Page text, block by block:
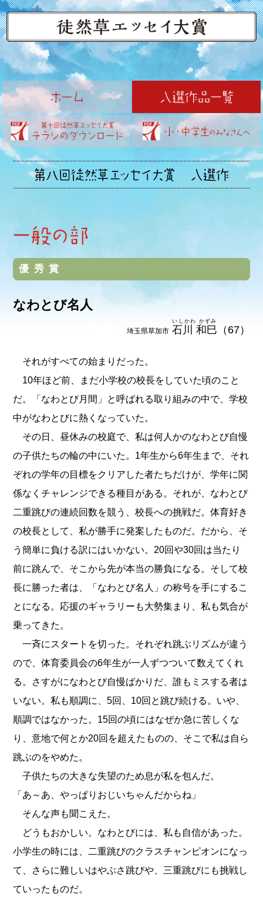
優秀賞
なわとび名人
埼玉県草加市 石川 和巳
いしかわ かずみ
（67）
それがすべての始まりだった。
10年ほど前、まだ小学校の校長をしていた頃のこと
だ。「なわとび月間」と呼ばれる取り組みの中で、学校
中がなわとびに熱くなっていた。
その日、昼休みの校庭で、私は何人かのなわとび自慢
の子供たちの輪の中にいた。1年生から6年生まで、それ
ぞれの学年の目標をクリアした者たちだけが、学年に関
係なくチャレンジできる種目がある。それが、なわとび
二重跳びの連続回数を競う、校長への挑戦だ。体育好き
の校長として、私が勝手に発案したものだ。だから、そ
う簡単に負ける訳にはいかない。20回や30回は当たり
前に跳んで、そこから先が本当の勝負になる。そして校
長に勝った者は、「なわとび名人」の称号を手にするこ
とになる。応援のギャラリーも大勢集まり、私も気合が
乗ってきた。
一斉にスタートを切った。それぞれ跳ぶリズムが違う
ので、体育委員会の6年生が一人ずつついて数えてくれ
る。さすがになわとび自慢ばかりだ、誰もミスする者は
いない。私も順調に、5回、10回と跳び続ける。いや、
順調ではなかった。15回の頃にはなぜか急に苦しくな
り、意地で何とか20回を超えたものの、そこで私は自ら
跳ぶのをやめた。
子供たちの大きな失望のため息が私を包んだ。
「あ～あ、やっぱりおじいちゃんだからね」
そんな声も聞こえた。
どうもおかしい。なわとびには、私も自信があった。
小学生の時には、二重跳びのクラスチャンピオンになっ
て、さらに難しいはやぶさ跳びや、三重跳びにも挑戦し
ていったものだ。